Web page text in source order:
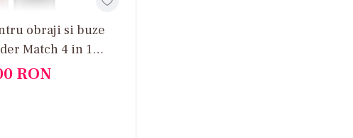
obraji si buze
Match 4 in 1
- No 02
RON